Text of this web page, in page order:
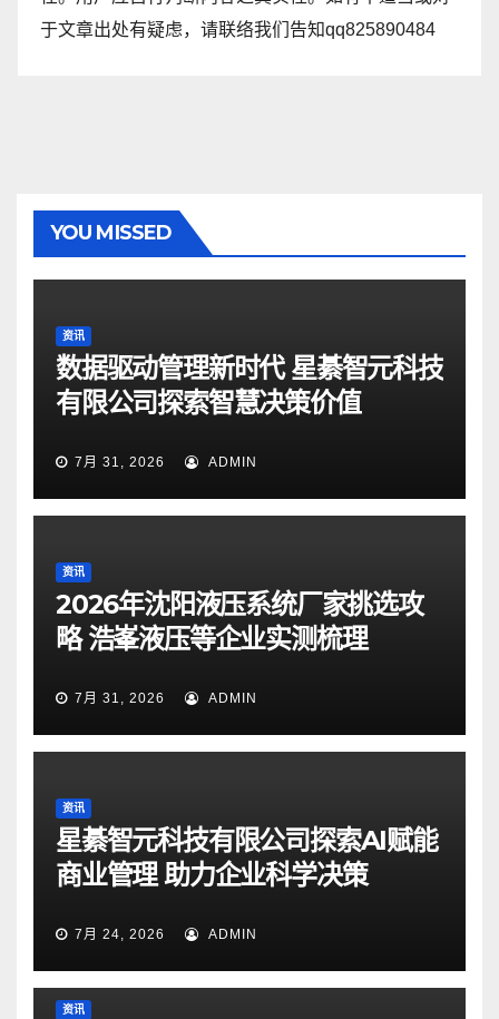
于文章出处有疑虑，请联络我们告知qq825890484
YOU MISSED
资讯
数据驱动管理新时代 星綦智元科技
有限公司探索智慧决策价值
7月 31, 2026 ADMIN
资讯
2026年沈阳液压系统厂家挑选攻
略 浩峯液压等企业实测梳理
7月 31, 2026 ADMIN
资讯
星綦智元科技有限公司探索AI赋能
商业管理 助力企业科学决策
7月 24, 2026 ADMIN
资讯